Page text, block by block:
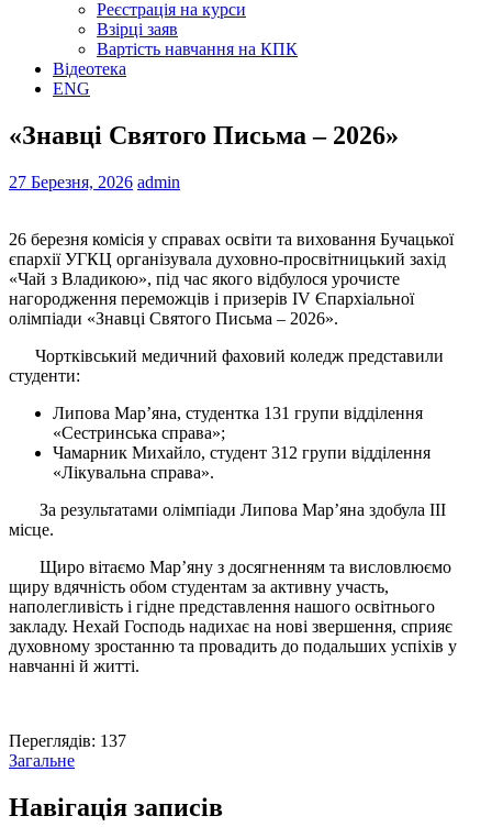
Реєстрація на курси
Взірці заяв
Вартість навчання на КПК
Відеотека
ENG
«Знавці Святого Письма – 2026»
27 Березня, 2026 admin
26 березня комісія у справах освіти та виховання Бучацької
єпархії УГКЦ організувала духовно-просвітницький захід
«Чай з Владикою», під час якого відбулося урочисте
нагородження переможців і призерів ІV Єпархіальної
олімпіади «Знавці Святого Письма – 2026».
Чортківський медичний фаховий коледж представили
студенти:
Липова Мар’яна, студентка 131 групи відділення
«Сестринська справа»;
Чамарник Михайло, студент 312 групи відділення
«Лікувальна справа».
За результатами олімпіади Липова Мар’яна здобула ІІІ
місце.
Щиро вітаємо Мар’яну з досягненням та висловлюємо
щиру вдячність обом студентам за активну участь,
наполегливість і гідне представлення нашого освітнього
закладу. Нехай Господь надихає на нові звершення, сприяє
духовному зростанню та провадить до подальших успіхів у
навчанні й житті.
Переглядів: 137
Загальне
Навігація записів